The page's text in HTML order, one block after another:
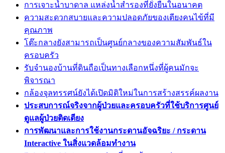
การเจาะน้ำบาดาล แหล่งน้ำสำรองที่ยั่งยืนในอนาคต
ความสะดวกสบายและความปลอดภัยของเตียงคนไข้ที่มี
คุณภาพ
โต๊ะกลางยังสามารถเป็นศูนย์กลางของความสัมพันธ์ใน
ครอบครัว
รับจำนองบ้านที่ดินถือเป็นทางเลือกหนึ่งที่ผู้คนมักจะ
พิจารณา
กล้องจุลทรรศน์ยังได้เปิดมิติใหม่ในการสร้างสรรค์ผลงาน
ประสบการณ์จริงจากผู้ป่วยและครอบครัวที่ใช้บริการศูนย์
ดูแลผู้ป่วยติดเตียง
การพัฒนาและการใช้งานกระดานอัจฉริยะ / กระดาน
Interactive ในสิ่งแวดล้อมทำงาน